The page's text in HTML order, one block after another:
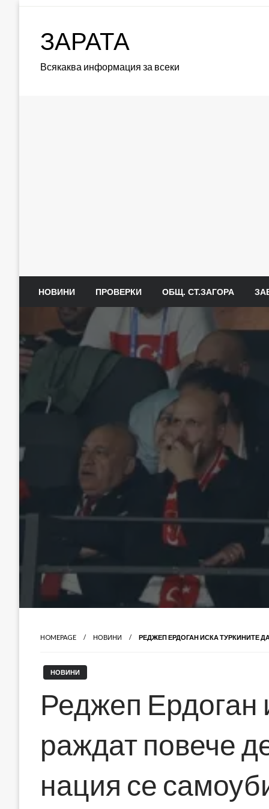
ЗАРАТА
Всякаква информация за всеки
НОВИНИ ПРОВЕРКИ ОБЩ. СТ.ЗАГОРА
HOMEPAGE НОВИНИ РЕДЖЕП ЕРДОГАН ИСКА ТУРКИНИТЕ
НОВИНИ
Реджеп Ердоган
раждат повече
нация се